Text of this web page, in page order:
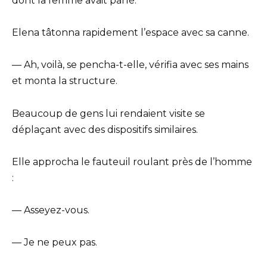
Elena tâtonna rapidement l’espace avec sa canne.
— Ah, voilà, se pencha-t-elle, vérifia avec ses mains
et monta la structure.
Beaucoup de gens lui rendaient visite se
déplaçant avec des dispositifs similaires.
Elle approcha le fauteuil roulant près de l’homme
:
— Asseyez-vous.
— Je ne peux pas.